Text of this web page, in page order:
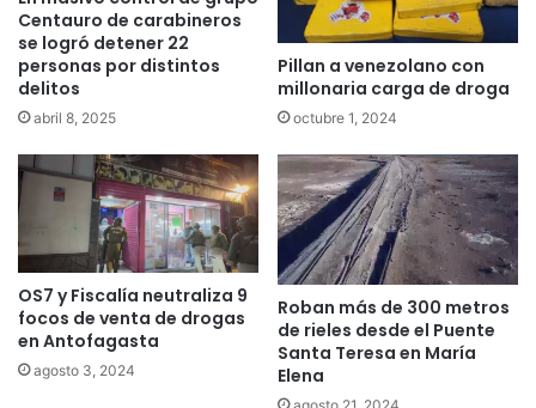
Centauro de carabineros
se logró detener 22
personas por distintos
delitos
abril 8, 2025
Pillan a venezolano con
millonaria carga de droga
octubre 1, 2024
OS7 y Fiscalía neutraliza 9
focos de venta de drogas
en Antofagasta
agosto 3, 2024
Roban más de 300 metros
de rieles desde el Puente
Santa Teresa en María
Elena